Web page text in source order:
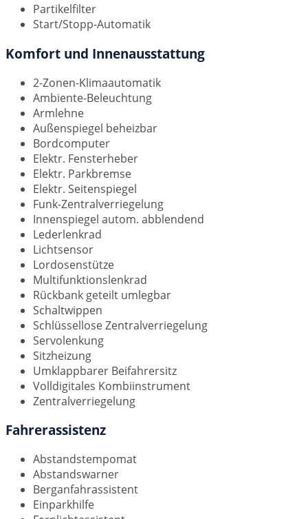
Partikelfilter
Start/Stopp-Automatik
Komfort und Innenausstattung
2-Zonen-Klimaautomatik
Ambiente-Beleuchtung
Armlehne
Außenspiegel beheizbar
Bordcomputer
Elektr. Fensterheber
Elektr. Parkbremse
Elektr. Seitenspiegel
Funk-Zentralverriegelung
Innenspiegel autom. abblendend
Lederlenkrad
Lichtsensor
Lordosenstütze
Multifunktionslenkrad
Rückbank geteilt umlegbar
Schaltwippen
Schlüssellose Zentralverriegelung
Servolenkung
Sitzheizung
Umklappbarer Beifahrersitz
Volldigitales Kombiinstrument
Zentralverriegelung
Fahrerassistenz
Abstandstempomat
Abstandswarner
Berganfahrassistent
Einparkhilfe